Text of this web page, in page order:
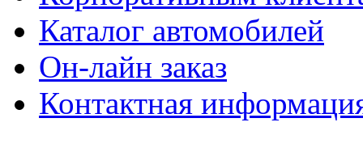
Каталог автомобилей
Он-лайн заказ
Контактная